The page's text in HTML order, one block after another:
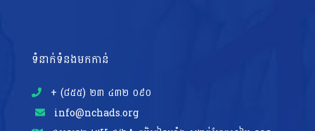
ទំនាក់ទំនងមកកាន់
+ (៨៥៥)​ ២៣​ ៤៣២ ០៩០
info@nchads.org